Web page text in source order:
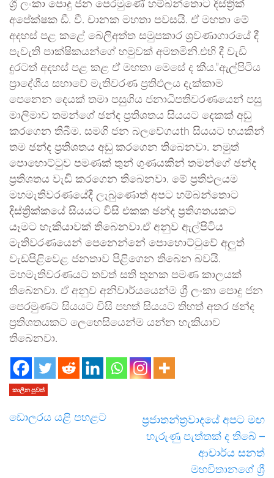
ශ්‍රී ලංකා පොදු ජන පෙරමුණේ හම්බන්තොට දිස්ත්‍රික්
අපේක්ෂක ඩී. වී. චානක මහතා පවසයි. ඒ මහතා මේ
අදහස් පළ කළේ බෙලිඅත්ත සමුපකාර ශ්‍රවණාගාරයේ දී
පැවැති පාක්ෂිකයන්ගේ හමුවක් අමතමිනි.එහි දී වැඩි
දුරටත් අදහස් පළ කළ ඒ මහතා මෙසේ ද කීය.”ඇල්පිටිය
ප්‍රාදේශීය සභාවේ මැතිවරණ ප්‍රතිඵලය දැක්කාම
පෙනෙන දෙයක් තමා පසුගිය ජනාධිපතිවරණයෙන් පසු
මාලිමාව තමන්ගේ ඡන්ද ප්‍රතිශතය සියයට දෙකක් අඩු
කරගෙන තිබීම. සමගි ජන බලවේගයth සියයට හයකින්
තම ඡන්ද ප්‍රතිශතය අඩු කරගෙන තිබෙනවා. නමුත්
පොහොට්ටුව පමණක් තුන් ගුණයකින් තමන්ගේ ඡන්ද
ප්‍රතිශතය වැඩි කරගෙන තිබෙනවා. මේ ප්‍රතිඵලයම
මහමැතිවරණයේදී ලැබුණොත් අපට හම්බන්තොට
දිස්ත්‍රික්කයේ සියයට විසි එකක ඡන්ද ප්‍රතිශතයකට
යෑමට හැකියාවක් තිබෙනවා.ඒ අනුව ඇල්පිටිය
මැතිවරණයෙන් පෙනෙන්නේ පොහොට්ටුවේ අලුත්
වැඩපිළිවෙළ ජනතාව පිළිගෙන තිබෙන බවයි.
මහමැතිවරණයට තවත් සති තුනක පමණ කාලයක්
තිබෙනවා. ඒ අනුව අනිවාර්යයෙන්ම ශ්‍රී ලංකා පොදු ජන
පෙරමුණට සියයට විසි පහත් සියයට තිහත් අතර ඡන්ද
ප්‍රතිශතයකට ලෙහෙසියෙන්ම යන්න හැකියාව
තිබෙනවා.
කාලීන පුවත්
ඩොලරය යළි පහළට
ප්‍රජාතන්ත්‍රවාදයේ අපට මඟ
හැරුණු පැත්තක් ද තිබේ –
ආචාර්ය සනත්
මහවිතානගේ ශ්‍රී